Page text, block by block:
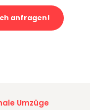
anfragen!
Umzüge